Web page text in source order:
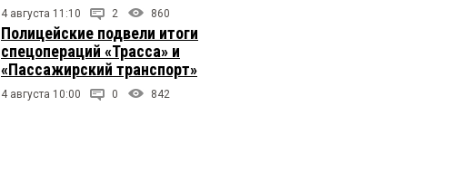
4 августа 11:10 2 860
Полицейские подвели итоги
спецопераций «Трасса» и
«Пассажирский транспорт»
4 августа 10:00 0 842